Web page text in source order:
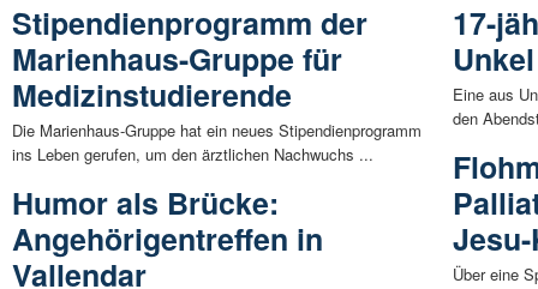
Stipendienprogramm der
Marienhaus-Gruppe für
Medizinstudierende
Die Marienhaus-Gruppe hat ein neues Stipendienprogramm
ins Leben gerufen, um den ärztlichen Nachwuchs ...
Humor als Brücke:
Angehörigentreffen in
Vallendar
17-
Eine aus
den
Über eine